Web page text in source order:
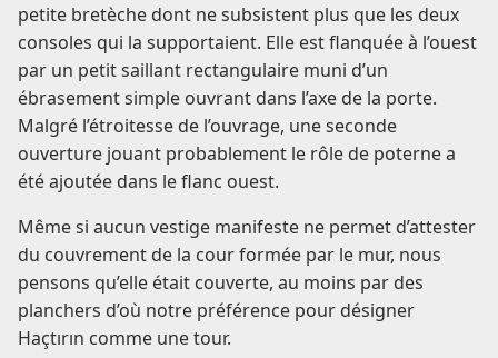
petite bretèche dont ne subsistent plus que les deux
consoles qui la supportaient. Elle est flanquée à l’ouest
par un petit saillant rectangulaire muni d’un
ébrasement simple ouvrant dans l’axe de la porte.
Malgré l’étroitesse de l’ouvrage, une seconde
ouverture jouant probablement le rôle de poterne a
été ajoutée dans le flanc ouest.
Même si aucun vestige manifeste ne permet d’attester
du couvrement de la cour formée par le mur, nous
pensons qu’elle était couverte, au moins par des
planchers d’où notre préférence pour désigner
Haçtırın comme une tour.